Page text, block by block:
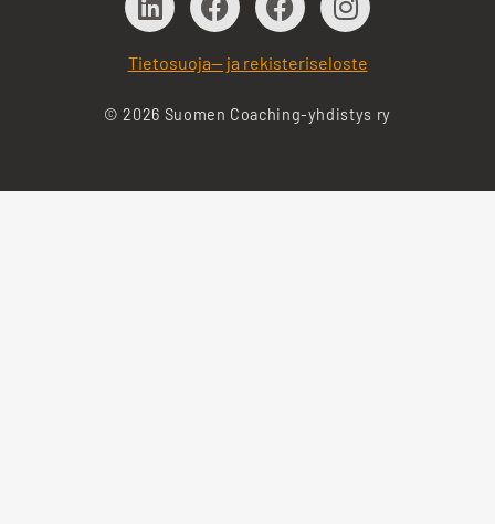
Tietosuoja— ja rekisteriseloste
© 2026 Suomen Coaching-yhdistys ry